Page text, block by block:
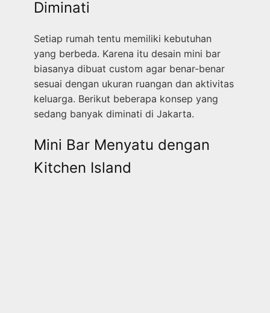
Diminati
Setiap rumah tentu memiliki kebutuhan
yang berbeda. Karena itu desain mini bar
biasanya dibuat custom agar benar-benar
sesuai dengan ukuran ruangan dan aktivitas
keluarga. Berikut beberapa konsep yang
sedang banyak diminati di Jakarta.
Mini Bar Menyatu dengan
Kitchen Island